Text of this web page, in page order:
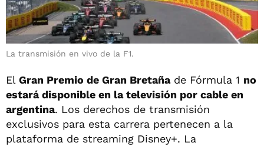
La transmisión en vivo de la F1.
El Gran Premio de Gran Bretañade Fórmula 1 no
estará disponible en la televisión por cable en
argentina. Los derechos de transmisión
exclusivos para esta carrera pertenecen a la
plataforma de streaming Disney+. La